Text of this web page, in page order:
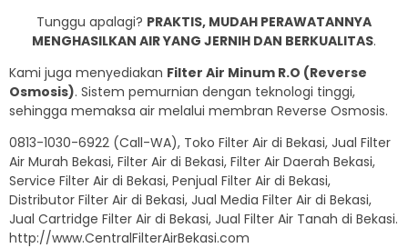
Tunggu apalagi? PRAKTIS, MUDAH PERAWATANNYA
MENGHASILKAN AIR YANG JERNIH DAN BERKUALITAS.
Kami juga menyediakan Filter Air Minum R.O (Reverse
Osmosis). Sistem pemurnian dengan teknologi tinggi,
sehingga memaksa air melalui membran Reverse Osmosis.
0813-1030-6922 (Call-WA), Toko Filter Air di Bekasi, Jual Filter
Air Murah Bekasi, Filter Air di Bekasi, Filter Air Daerah Bekasi,
Service Filter Air di Bekasi, Penjual Filter Air di Bekasi,
Distributor Filter Air di Bekasi, Jual Media Filter Air di Bekasi,
Jual Cartridge Filter Air di Bekasi, Jual Filter Air Tanah di Bekasi.
http://www.CentralFilterAirBekasi.com